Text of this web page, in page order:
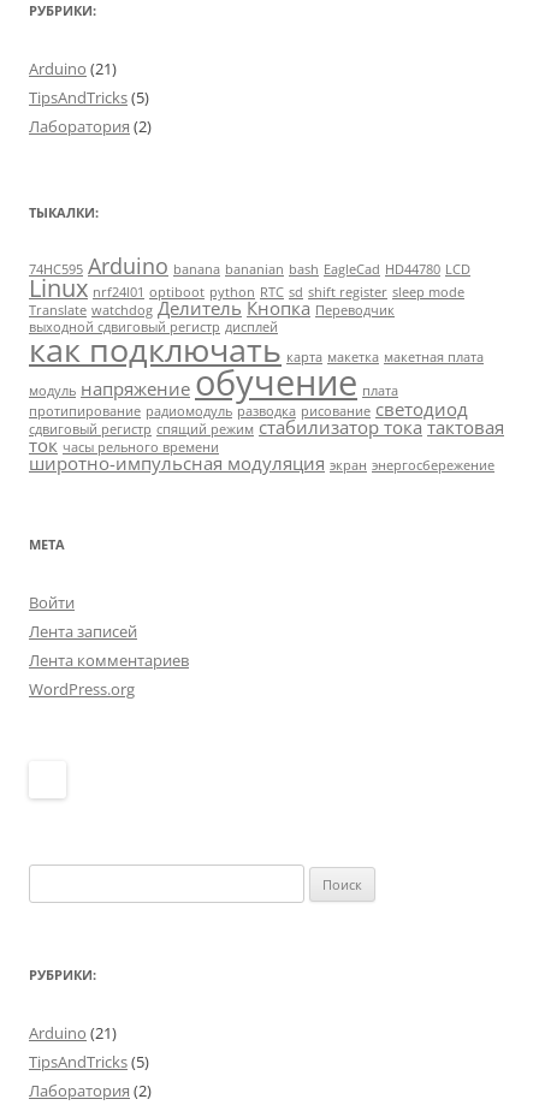
РУБРИКИ:
Arduino (21)
TipsAndTricks(5)
Лаборатория (2)
ТЫКАЛКИ:
74HC595 Arduino banana bananian bash EagleCad HD44780 LCD
Linux nrf24l01 optiboot python RTC sd shift register sleep mode
Translate watchdog Делитель Кнопка Переводчик
выходной сдвиговый регистр дисплей
как подключать карта макетка макетная плата
модуль напряжение обучение плата
протипирование радиомодуль разводка рисование светодиод
сдвиговый регистр спящий режим стабилизатор тока тактовая
ток часы рельного времени
широтно-импульсная модуляция экран энергосбережение
МЕТА
Войти
Лента записей
Лента комментариев
WordPress.org
РУБРИКИ:
Arduino (21)
TipsAndTricks(5)
Лаборатория (2)